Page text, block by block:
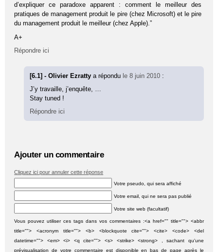
d’expliquer ce paradoxe apparent : comment le meilleur des
pratiques de management produit le pire (chez Microsoft) et le pire
du management produit le meilleur (chez Apple).”
A+
Répondre ici
[6.1] - Olivier Ezrattya répondu le 8 juin 2010 :
J’y travaille, j’enquête, …
Stay tuned !
Répondre ici
Ajouter un commentaire
Cliquez ici pour annuler cette réponse
Votre pseudo, qui sera affiché
Votre email, qui ne sera pas publié
Votre site web (facultatif)
Vous pouvez utiliser ces tags dans vos commentaires :<a href="" title=""> <abbr
title=""> <acronym title=""> <b> <blockquote cite=""> <cite> <code> <del
datetime=""> <em> <i> <q cite=""> <s> <strike> <strong> , sachant qu'une
prévisualisation de votre commentaire est disponible en bas de page après le